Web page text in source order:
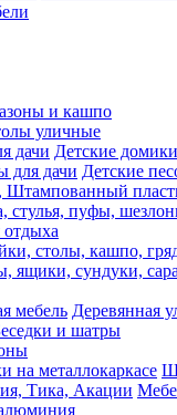
и кашпо
уличные
Детские
Детские
стулья, пуфы,
столы, кашпо,
ящики, сундуки,
Деревянная
и шатры